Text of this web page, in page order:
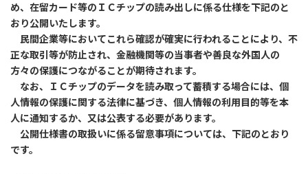
め、在留カード等のＩＣチップの読み出しに係る仕様を下記のと
おり公開いたします。
民間企業等においてこれら確認が確実に行われることにより、不
正な取引等が防止され、金融機関等の当事者や善良な外国人の
方々の保護につながることが期待されます。
なお、ＩＣチップのデータを読み取って蓄積する場合には、個
人情報の保護に関する法律に基づき、個人情報の利用目的等を本
人に通知するか、又は公表する必要があります。
公開仕様書の取扱いに係る留意事項については、下記のとおり
です。